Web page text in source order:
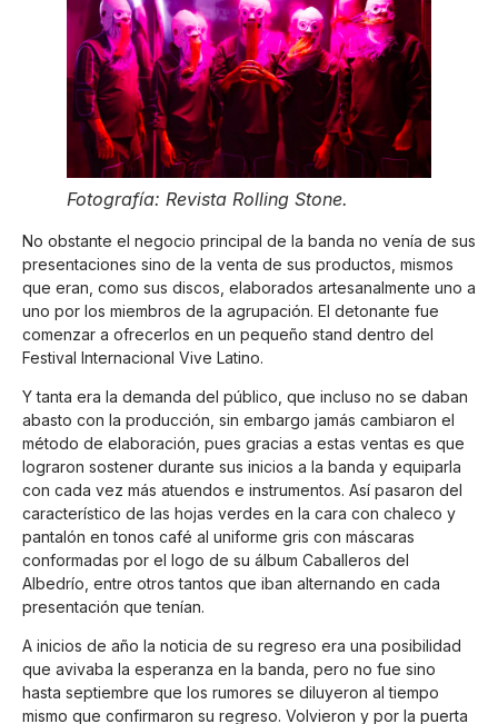
Fotografía: Revista Rolling Stone.
No obstante el negocio principal de la banda no venía de sus
presentaciones sino de la venta de sus productos, mismos
que eran, como sus discos, elaborados artesanalmente uno a
uno por los miembros de la agrupación. El detonante fue
comenzar a ofrecerlos en un pequeño stand dentro del
Festival Internacional Vive Latino.
Y tanta era la demanda del público, que incluso no se daban
abasto con la producción, sin embargo jamás cambiaron el
método de elaboración, pues gracias a estas ventas es que
lograron sostener durante sus inicios a la banda y equiparla
con cada vez más atuendos e instrumentos. Así pasaron del
característico de las hojas verdes en la cara con chaleco y
pantalón en tonos café al uniforme gris con máscaras
conformadas por el logo de su álbum Caballeros del
Albedrío, entre otros tantos que iban alternando en cada
presentación que tenían.
A inicios de año la noticia de su regreso era una posibilidad
que avivaba la esperanza en la banda, pero no fue sino
hasta septiembre que los rumores se diluyeron al tiempo
mismo que confirmaron su regreso. Volvieron y por la puerta